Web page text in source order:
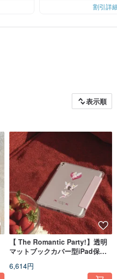
割引詳
表示順
【 The Romantic Party!】透明
マットブックカバー型iPad保護
6,614円